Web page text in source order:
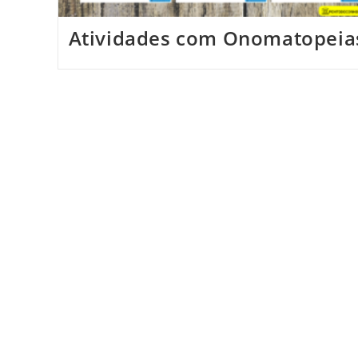
Atividades com